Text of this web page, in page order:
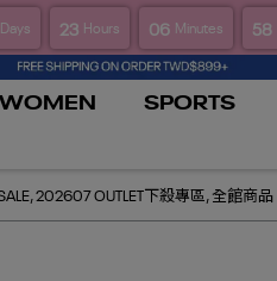
Days 23 Hours 06 Minutes 57
WOMEN SPORTS
,202607 OUTLET下殺專區,全館商品